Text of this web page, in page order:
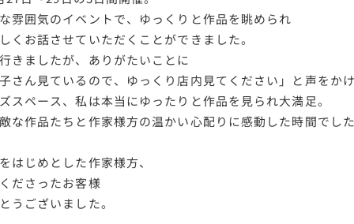
雰囲気のイベントで、ゆっくりと作品を眺められ
くお話させていただくことができました。
きましたが、ありがたいことに
さん見ているので、ゆっくり店内見てください」と声をか
スペース、私は本当にゆったりと作品を見られ大満足。
な作品たちと作家様方の温かい心配りに感動した時間でし
はじめとした作家様方、
ださったお客様
うございました。